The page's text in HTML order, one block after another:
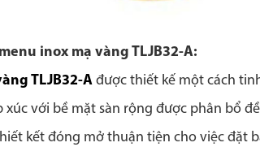
inox mạ vàng TLJB32-A:
TLJB32-A được thiết kế một cách
với bề mặt sàn rộng được phân bổ
kết đóng mở thuận tiện cho việc đặt